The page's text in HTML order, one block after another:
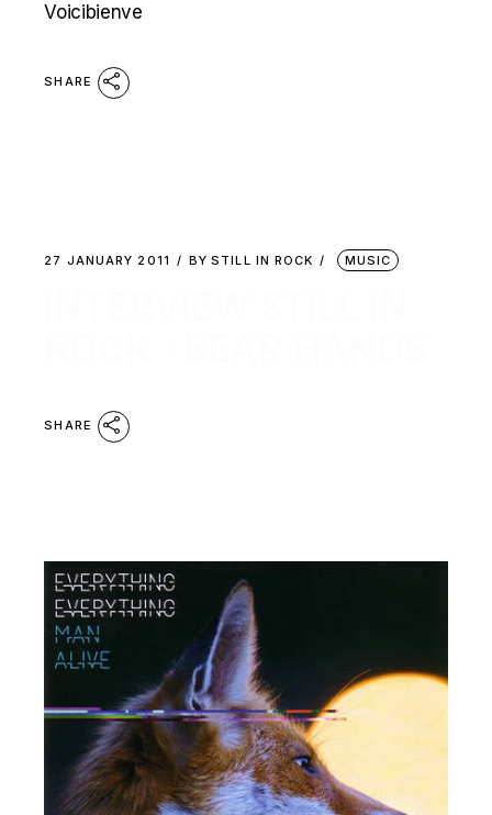
Voicibienve
SHARE
27 JANUARY 2011 BY STILL IN ROCK MUSIC
SHARE